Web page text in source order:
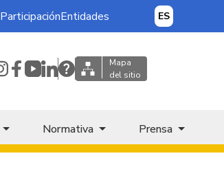
ParticipaciónEntidades ES
Mapa
del sitio
Normativa Prensa